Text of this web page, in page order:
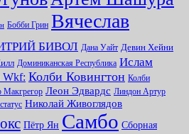
Бобби Грин Вячеслав
БИВОЛ Дана Уайт Девин Хейни
Доминиканская Республика Ислам
Wkf: Колби Ковингтон Колби
Макгрегор Леон Эдвардс Линдон Артур
Николай Живоглядов
Пётр Ян Самбо Сборная